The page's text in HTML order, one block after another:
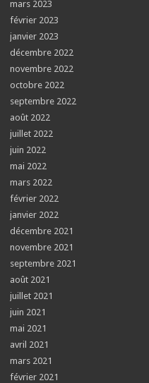
mars 2023
février 2023
janvier 2023
décembre 2022
novembre 2022
octobre 2022
septembre 2022
août 2022
juillet 2022
juin 2022
mai 2022
mars 2022
février 2022
janvier 2022
décembre 2021
novembre 2021
septembre 2021
août 2021
juillet 2021
juin 2021
mai 2021
avril 2021
mars 2021
février 2021